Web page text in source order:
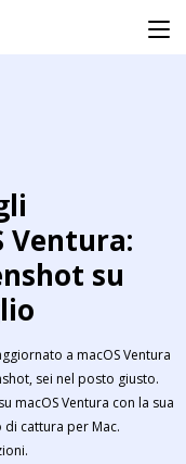
Ventura:
su
a macOS Ventura
sei nel posto giusto.
macOS Ventura con la sua
cattura per Mac.